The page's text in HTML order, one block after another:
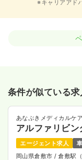
※キャリアアド
条件が似ている求
あなぶきメディカルケ
アルファリビ
エージェント求人
岡山県倉敷市 / 倉敷駅